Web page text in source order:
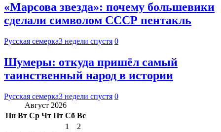
«Марсова звезда»: почему большевики
сделали символом СССР пентакль
Русская семерка3 недели спустя 0
Шумеры: откуда пришёл самый
таинственный народ в истории
Русская семерка3 недели спустя 0
Август 2026
Пн Вт Ср Чт Пт Сб Вс
1
2